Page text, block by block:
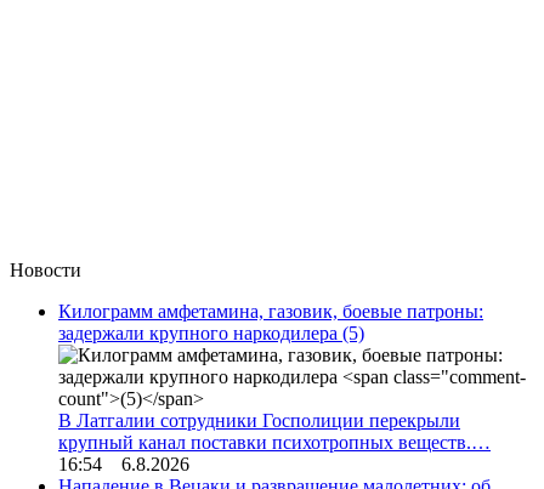
Новости
Килограмм амфетамина, газовик, боевые патроны:
задержали крупного наркодилера (5)
В Латгалии сотрудники Госполиции перекрыли
крупный канал поставки психотропных веществ.…
16:54 6.8.2026